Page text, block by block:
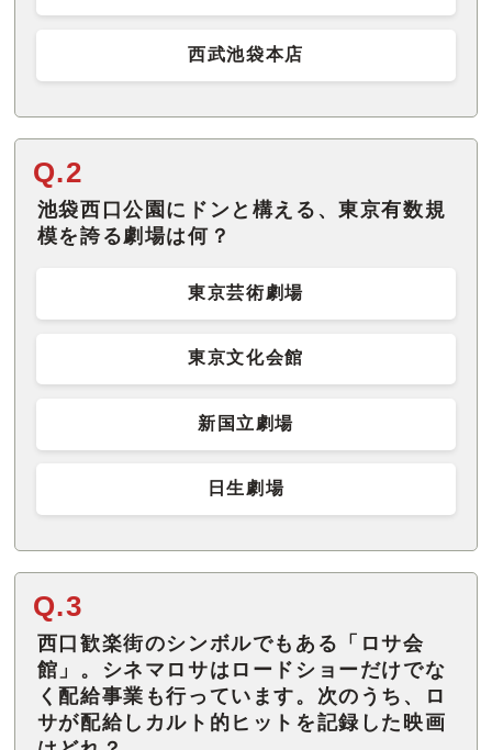
西武池袋本店
Q.2
池袋西口公園にドンと構える、東京有数規
模を誇る劇場は何？
東京芸術劇場
東京文化会館
新国立劇場
日生劇場
Q.3
西口歓楽街のシンボルでもある「ロサ会
館」。シネマロサはロードショーだけでな
く配給事業も行っています。次のうち、ロ
サが配給しカルト的ヒットを記録した映画